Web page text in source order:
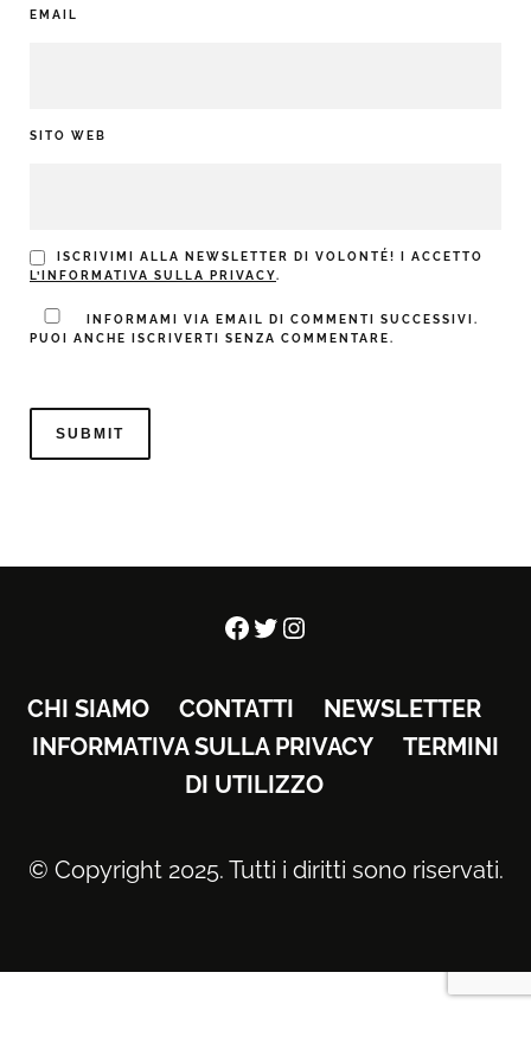
EMAIL
SITO WEB
ISCRIVIMI ALLA NEWSLETTER DI VOLONTÉ! I ACCETTO
L’INFORMATIVA SULLA PRIVACY.
INFORMAMI VIA EMAIL DI COMMENTI SUCCESSIVI.
PUOI ANCHE ISCRIVERTI SENZA COMMENTARE.
Facebook
Twitter
Instagram
CHI SIAMO CONTATTI
NEWSLETTER
INFORMATIVA SULLA PRIVACY
TERMINI
DI UTILIZZO
© Copyright 2025. Tutti i diritti sono riservati.